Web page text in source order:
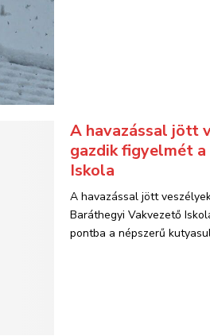
A havazással jött
gazdik figyelmét
Iskola
A havazással jött
Baráthegyi Vakvezető
pontba a népszerű